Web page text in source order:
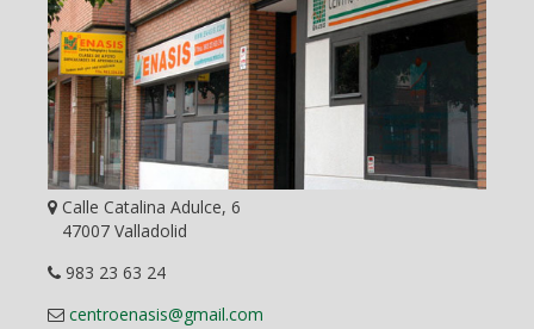
Calle Catalina Adulce, 6
47007 Valladolid
983 23 63 24
centroenasis@gmail.com